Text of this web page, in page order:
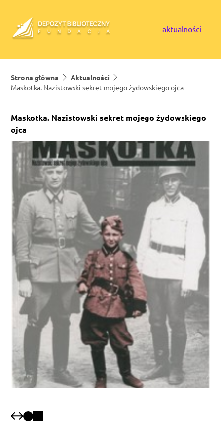
aktualności
Strona główna
Aktualności
Maskotka. Nazistowski sekret mojego żydowskiego ojca
Maskotka. Nazistowski sekret mojego żydowskiego
ojca